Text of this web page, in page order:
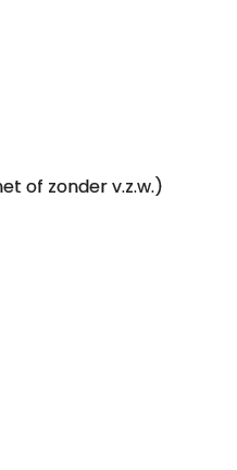
of zonder v.z.w.)